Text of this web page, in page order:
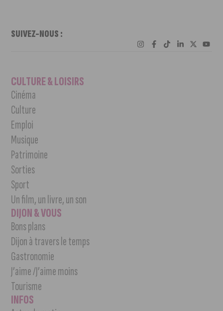
SUIVEZ-NOUS :
CULTURE & LOISIRS
Cinéma
Culture
Emploi
Musique
Patrimoine
Sorties
Sport
Un film, un livre, un son
DIJON & VOUS
Bons plans
Dijon à travers le temps
Gastronomie
J’aime /J’aime moins
Tourisme
INFOS